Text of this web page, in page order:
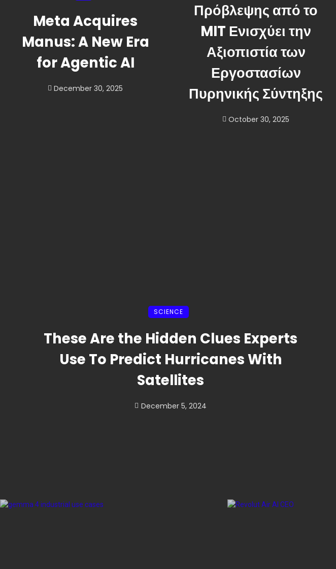
Meta Acquires
Manus: A New Era
for Agentic AI
December 30, 2025
Πρόβλεψης από το
MIT Ενισχύει την
Αξιοπιστία των
Εργοστασίων
Πυρηνικής Σύντηξης
October 30, 2025
SCIENCE
These Are the Hidden Clues Experts
Use To Predict Hurricanes With
Satellites
December 5, 2024